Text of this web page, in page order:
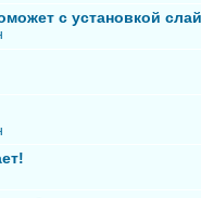
с установкой